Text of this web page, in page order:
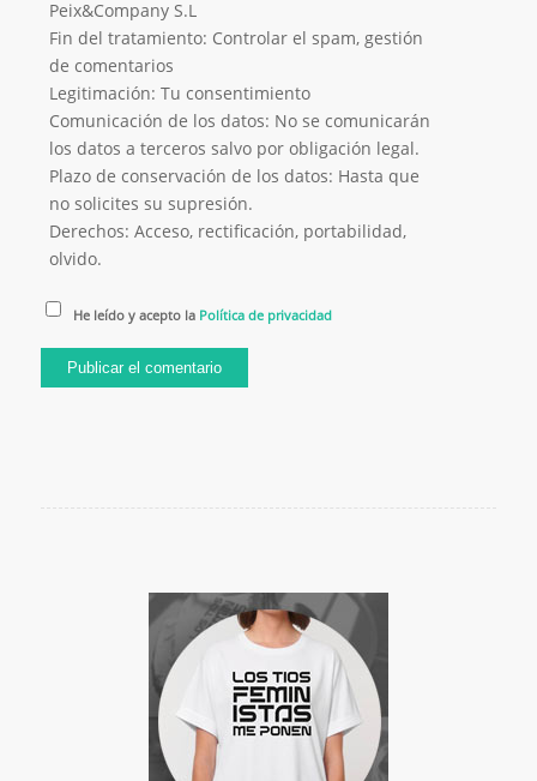
Peix&Company S.L
Fin del tratamiento: Controlar el spam, gestión
de comentarios
Legitimación: Tu consentimiento
Comunicación de los datos: No se comunicarán
los datos a terceros salvo por obligación legal.
Plazo de conservación de los datos: Hasta que
no solicites su supresión.
Derechos: Acceso, rectificación, portabilidad,
olvido.
He leído y acepto la Política de privacidad